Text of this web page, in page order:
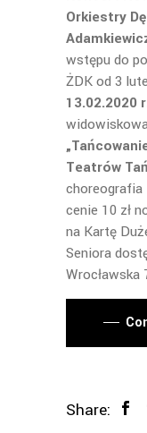
Orkiestry
wstępu do
ŻDK od 3
13.02.2020
Teatrów
cenie 10 zł
na Kartę
Seniora
Wrocławska
Share: